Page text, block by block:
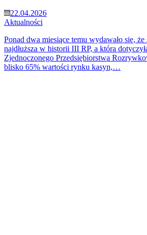
22.04.2026
Aktualności
Ponad dwa miesiące temu wydawało się,
najdłuższa w historii III RP, a która
Zjednoczonego Przedsiębiorstwa
blisko 65% wartości rynku kasyn,…